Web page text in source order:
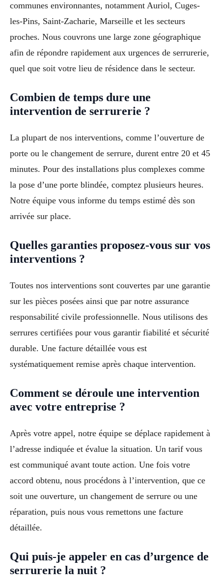
communes environnantes, notamment Auriol, Cuges-
les-Pins, Saint-Zacharie, Marseille et les secteurs
proches. Nous couvrons une large zone géographique
afin de répondre rapidement aux urgences de serrurerie,
quel que soit votre lieu de résidence dans le secteur.
Combien de temps dure une
intervention de serrurerie ?
La plupart de nos interventions, comme l’ouverture de
porte ou le changement de serrure, durent entre 20 et 45
minutes. Pour des installations plus complexes comme
la pose d’une porte blindée, comptez plusieurs heures.
Notre équipe vous informe du temps estimé dès son
arrivée sur place.
Quelles garanties proposez-vous sur vos
interventions ?
Toutes nos interventions sont couvertes par une garantie
sur les pièces posées ainsi que par notre assurance
responsabilité civile professionnelle. Nous utilisons des
serrures certifiées pour vous garantir fiabilité et sécurité
durable. Une facture détaillée vous est
systématiquement remise après chaque intervention.
Comment se déroule une intervention
avec votre entreprise ?
Après votre appel, notre équipe se déplace rapidement à
l’adresse indiquée et évalue la situation. Un tarif vous
est communiqué avant toute action. Une fois votre
accord obtenu, nous procédons à l’intervention, que ce
soit une ouverture, un changement de serrure ou une
réparation, puis nous vous remettons une facture
détaillée.
Qui puis-je appeler en cas d’urgence de
serrurerie la nuit ?